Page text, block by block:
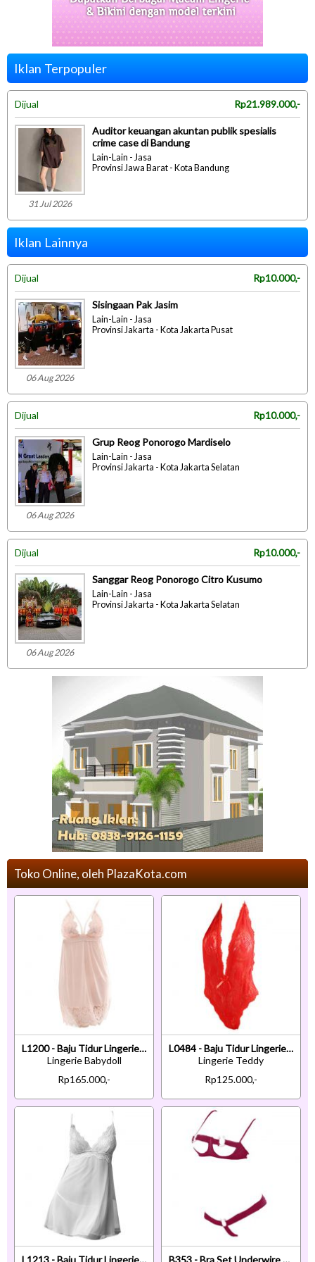
Iklan Terpopuler
Dijual Rp21.989.000,-
31 Jul 2026
Auditor keuangan akuntan publik spesialis
crime case di Bandung
Lain-Lain - Jasa
Provinsi Jawa Barat - Kota Bandung
Iklan Lainnya
Dijual Rp10.000,-
06 Aug 2026
Sisingaan Pak Jasim
Lain-Lain - Jasa
Provinsi Jakarta - Kota Jakarta Pusat
Dijual Rp10.000,-
06 Aug 2026
Grup Reog Ponorogo Mardiselo
Lain-Lain - Jasa
Provinsi Jakarta - Kota Jakarta Selatan
Dijual Rp10.000,-
06 Aug 2026
Sanggar Reog Ponorogo Citro Kusumo
Lain-Lain - Jasa
Provinsi Jakarta - Kota Jakarta Selatan
Toko Online, oleh PlazaKota.com
L1200 - Baju Tidur Lingerie Babydoll Mini Dress Krem Transparan Tali Pita Ikat Belakang
Lingerie Babydoll
Rp165.000,-
L0484 - Baju Tidur Lingerie Teddy Bodysuit Dress Halter Merah Transparan Belahan Dada Rendah
Lingerie Teddy
Rp125.000,-